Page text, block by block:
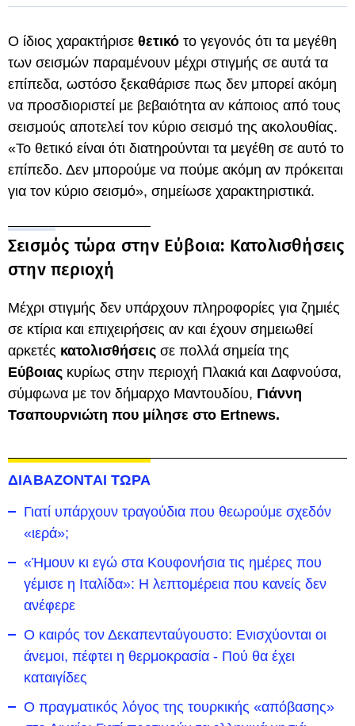
Ο ίδιος χαρακτήρισε θετικό το γεγονός ότι τα μεγέθη
των σεισμών παραμένουν μέχρι στιγμής σε αυτά τα
επίπεδα, ωστόσο ξεκαθάρισε πως δεν μπορεί ακόμη
να προσδιοριστεί με βεβαιότητα αν κάποιος από τους
σεισμούς αποτελεί τον κύριο σεισμό της ακολουθίας.
«Το θετικό είναι ότι διατηρούνται τα μεγέθη σε αυτό το
επίπεδο. Δεν μπορούμε να πούμε ακόμη αν πρόκειται
για τον κύριο σεισμό», σημείωσε χαρακτηριστικά.
Σεισμός τώρα στην Εύβοια: Κατολισθήσεις
στην περιοχή
Μέχρι στιγμής δεν υπάρχουν πληροφορίες για ζημιές
σε κτίρια και επιχειρήσεις αν και έχουν σημειωθεί
αρκετές κατολισθήσεις σε πολλά σημεία της
Εύβοιας κυρίως στην περιοχή Πλακιά και Δαφνούσα,
σύμφωνα με τον δήμαρχο Μαντουδίου, Γιάννη
Τσαπουρνιώτη που μίλησε στο Ertnews.
ΔΙΑΒΑΖΟΝΤΑΙ ΤΩΡΑ
Γιατί υπάρχουν τραγούδια που θεωρούμε σχεδόν
«ιερά»;
«Ήμουν κι εγώ στα Κουφονήσια τις ημέρες που
γέμισε η Ιταλίδα»: Η λεπτομέρεια που κανείς δεν
ανέφερε
Ο καιρός τον Δεκαπενταύγουστο: Ενισχύονται οι
άνεμοι, πέφτει η θερμοκρασία - Πού θα έχει
καταιγίδες
Ο πραγματικός λόγος της τουρκικής «απόβασης»